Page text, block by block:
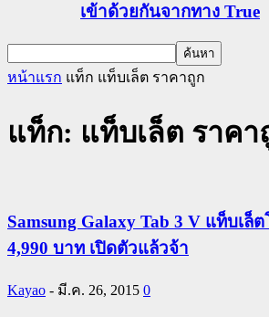
เข้าด้วยกันจากทาง True
หน้าแรก แท็ก แท็บเล็ต ราคาถูก
แท็ก: แท็บเล็ต ราคา
Samsung Galaxy Tab 3 V แท็บเล็
4,990 บาท เปิดตัวแล้วจ้า
Kayao - มี.ค. 26, 2015 0